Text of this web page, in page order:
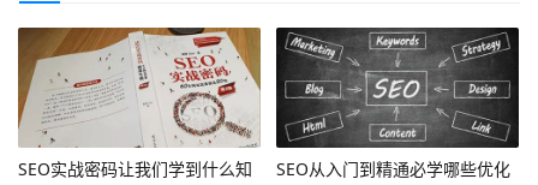
SEO实战密码让我们学到什么知
SEO从入门到精通必学哪些优化